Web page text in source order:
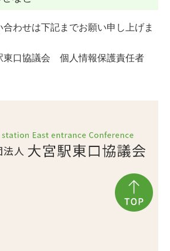
わせは下記までお願い申し上げま
東口協議会 個人情報保護責任者